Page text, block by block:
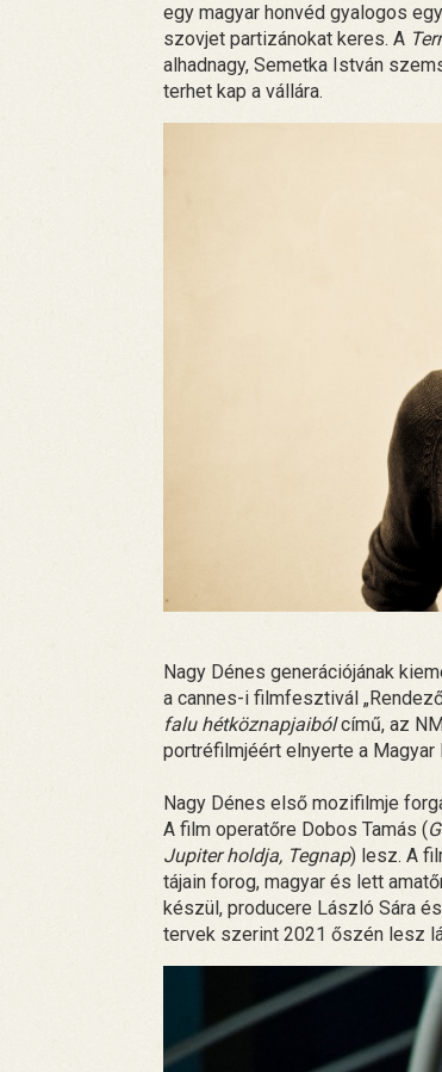
egy magyar honvéd gyalogos
szovjet partizánokat keres. A
alhadnagy, Semetka István
terhet kap a vállára.
Nagy Dénes generációjának
a cannes-i filmfesztivál
falu hétköznapjaibólcímű, az
portréfilmjéért elnyerte a Magyar
Nagy Dénes első mozifilmje
A film operatőre Dobos Tamás (
Jupiter holdja, Tegnap) lesz. A
tájain forog, magyar és lett
készül, producere László Sára
tervek szerint 2021 őszén lesz